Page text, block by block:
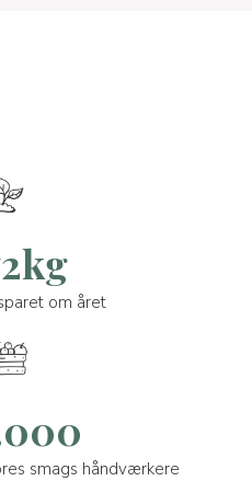
om året
smags håndværkere